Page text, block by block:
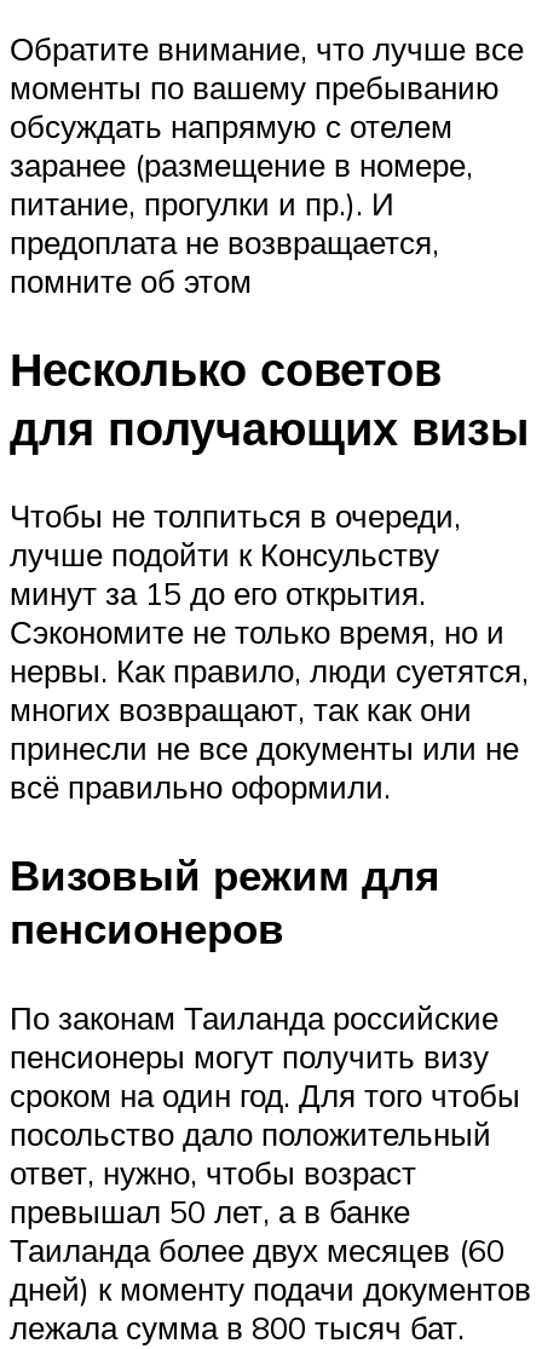
Обратите внимание, что лучше все
моменты по вашему пребыванию
обсуждать напрямую с отелем
заранее (размещение в номере,
питание, прогулки и пр.). И
предоплата не возвращается,
помните об этом
Несколько советов
для получающих визы
Чтобы не толпиться в очереди,
лучше подойти к Консульству
минут за 15 до его открытия.
Сэкономите не только время, но и
нервы. Как правило, люди суетятся,
многих возвращают, так как они
принесли не все документы или не
всё правильно оформили.
Визовый режим для
пенсионеров
По законам Таиланда российские
пенсионеры могут получить визу
сроком на один год. Для того чтобы
посольство дало положительный
ответ, нужно, чтобы возраст
превышал 50 лет, а в банке
Таиланда более двух месяцев (60
дней) к моменту подачи документов
лежала сумма в 800 тысяч бат.